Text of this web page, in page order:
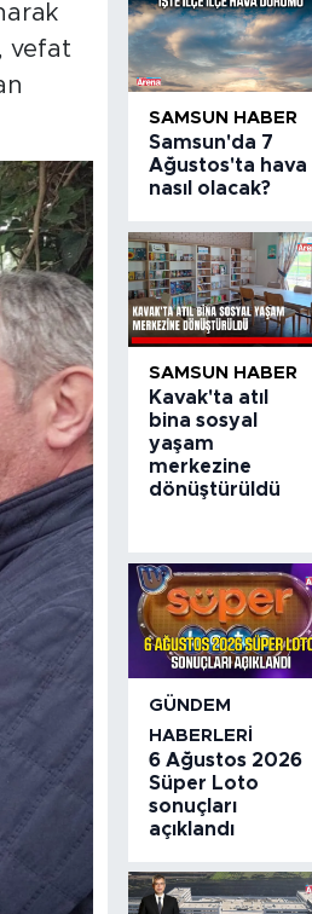
vefat
SAMSUN HABER
Samsun'da 7
Ağustos'ta hava
nasıl olacak?
SAMSUN HABER
Kavak'ta atıl
bina sosyal
yaşam
merkezine
dönüştürüldü
GÜNDEM
HABERLERI
6 Ağustos 2026
Süper Loto
sonuçları
açıklandı